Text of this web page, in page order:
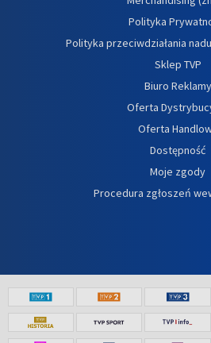
Polityka
Polityka przeciwdziałania
Sklep TVP
Biuro Reklamy
Oferta
Oferta
Dostępność
Moje zgody
Procedura zgłoszeń